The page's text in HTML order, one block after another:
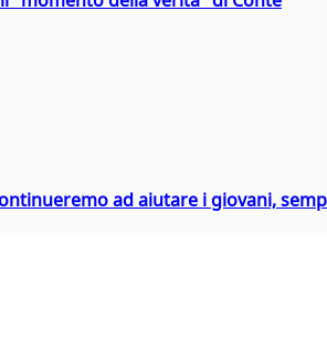
ad aiutare i giovani,